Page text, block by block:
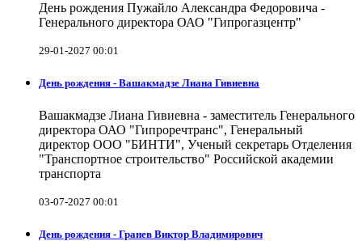
День рождения Пужайло Александра Федоровича -
Генерального директора ОАО "Гипрогазцентр"
29-01-2027 00:01
День рождения - Вашакмадзе Лиана Гивиевна
Вашакмадзе Лиана Гивиевна - заместитель Генерального
директора ОАО "Гипроречтранс", Генеральный
директор ООО "БИНТИ", Ученый секретарь Отделения
"Транспортное строительство" Российской академии
транспорта
03-07-2027 00:01
День рождения - Гранев Виктор Владимирович